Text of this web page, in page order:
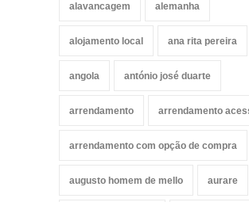
alavancagem alemanha
alojamento local ana rita pereira
angola antónio josé duarte
arrendamento arrendamento
arrendamento com opção de compra
augusto homem de mello aurare